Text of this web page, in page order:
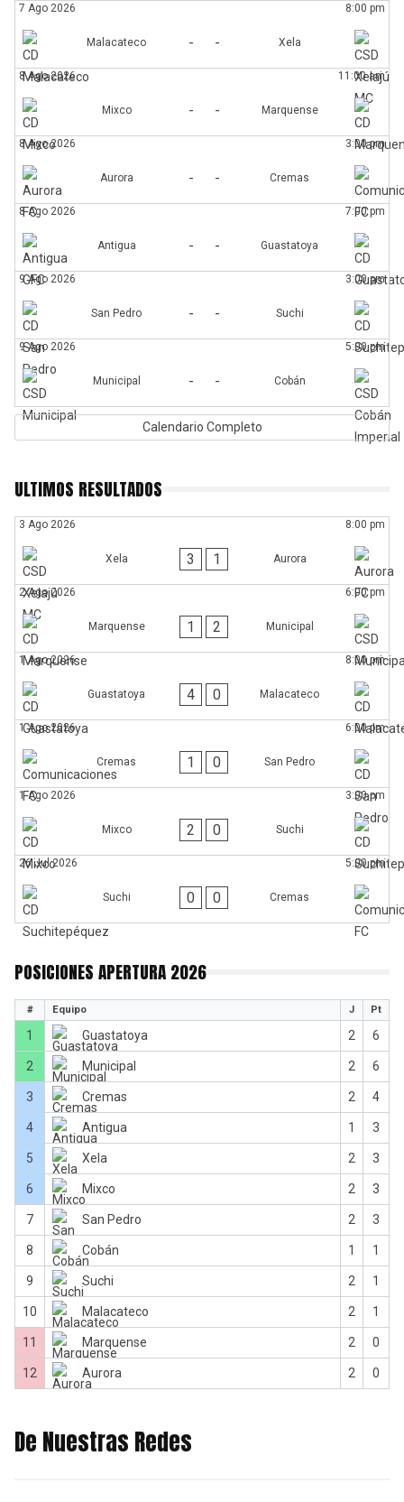
7 Ago 2026 8:00 pm
Malacateco - - Xela
8 Ago 2026 11:00 am
Mixco - - Marquense
8 Ago 2026 3:00 pm
Aurora - - Cremas
8 Ago 2026 7:00 pm
Antigua - - Guastatoya
9 Ago 2026 3:00 pm
San Pedro - - Suchi
9 Ago 2026 5:00 pm
Municipal - - Cobán
Calendario Completo
ULTIMOS RESULTADOS
3 Ago 2026 8:00 pm
Xela 3 1 Aurora
2 Ago 2026 6:00 pm
Marquense 1 2 Municipal
1 Ago 2026 8:00 pm
Guastatoya 4 0 Malacateco
1 Ago 2026 6:00 pm
Cremas 1 0 San Pedro
1 Ago 2026 3:00 pm
Mixco 2 0 Suchi
26 Jul 2026 5:00 pm
Suchi 0 0 Cremas
POSICIONES APERTURA 2026
# Equipo J Pt
1 Guastatoya 2 6
2 Municipal 2 6
3 Cremas 2 4
4 Antigua 1 3
5 Xela 2 3
6 Mixco 2 3
7 San Pedro 2 3
8 Cobán 1 1
9 Suchi 2 1
10 Malacateco 2 1
11 Marquense 2 0
12 Aurora 2 0
De Nuestras Redes